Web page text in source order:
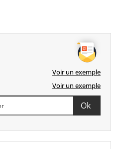
Voir un exemple
Voir un exemple